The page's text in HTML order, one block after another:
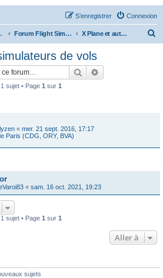
Connexion
S’enregistrer
Forum Flight Simulator X Plane et autres simulateurs de vols
de vols
Rechercher
1 sujet • Page 1 sur 1
« mer. 21 sept. 2016, 17:17
Paris (CDG, ORY, BVA)
« sam. 16 oct. 2021, 19:23
1 sujet • Page 1 sur 1
Aller à
sujets